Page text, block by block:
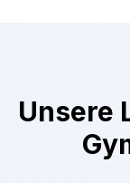
Unsere